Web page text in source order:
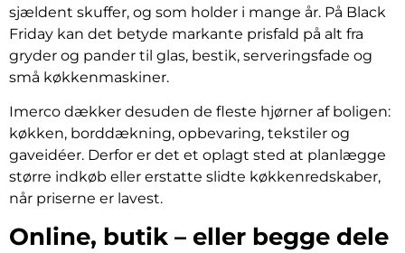
sjældent skuffer, og som holder i mange år. På Black
Friday kan det betyde markante prisfald på alt fra
gryder og pander til glas, bestik, serveringsfade og
små køkkenmaskiner.
Imerco dækker desuden de fleste hjørner af boligen:
køkken, borddækning, opbevaring, tekstiler og
gaveidéer. Derfor er det et oplagt sted at planlægge
større indkøb eller erstatte slidte køkkenredskaber,
når priserne er lavest.
Online, butik – eller begge dele